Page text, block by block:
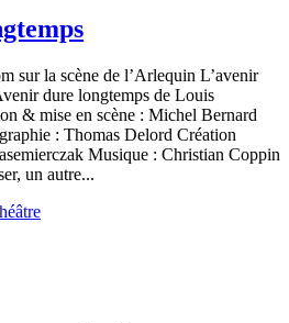
sur la scène de l’Arlequin L’avenir
dure longtemps de Louis
& mise en scène : Michel Bernard
: Thomas Delord Création
Musique : Christian Coppin
un autre...